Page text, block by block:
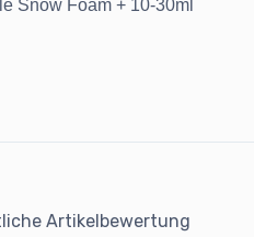
Snow Foam + 10-30ml
Artikelbewertung